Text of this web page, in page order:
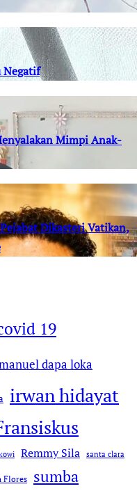
Negatif
Mimpi Anak-
Dikasteri Vatikan,
19
dapa loka
irwan hidayat
Remmy Sila santa clara
Flores sumba